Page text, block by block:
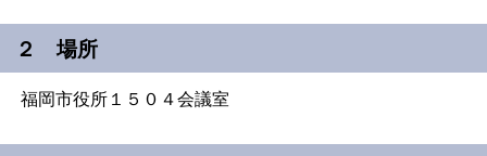
２ 場所
福岡市役所１５０４会議室